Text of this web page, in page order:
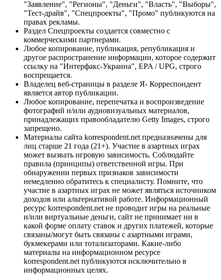
"Заявление", "Регионы", "Деньги", "Власть", "Выборы",
"Тест-драйв", "Спецпроекты", "Промо" публикуются на
правах рекламы.
Раздел Спецпроекты создается совместно с
коммерческими партнерами.
Любое копирование, публикация, републикация и
другое распространение информации, которое содержит
ссылку на "Интерфакс-Украина", EPA / UPG, строго
воспрещается.
Владелец веб-страницы в разделе Я- Корреспондент
является автор публикации.
Любое копирование, перепечатка и воспроизведение
фотографий и/или аудиовизуальных материалов,
принадлежащих правообладателю Getty Images, строго
запрещено.
Материалы сайта korrespondent.net предназначены для
лиц старше 21 года (21+). Участие в азартных играх
может вызвать игровую зависимость. Соблюдайте
правила (принципы) ответственной игры. При
обнаружении первых признаков зависимости
немедленно обратитесь к специалисту. Помните, что
участие в азартных играх не может являться источником
доходов или альтернативой работе. Информационный
ресурс korrespondent.net не проводит игры на реальные
и/или виртуальные деньги, сайт не принимает ни в
какой форме оплату ставок и других платежей, которые
связаны/могут быть связаны с азартными играми,
букмекерами или тотализаторами. Какие-либо
материалы на информационном ресурсе
korrespondent.net публикуются исключительно в
информационных целях.